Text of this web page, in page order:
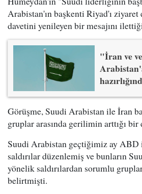
Arabistan'ın başkenti Riyad'ı
davetini yenileyen bir mesajını
"İran ve
Görüşme, Suudi Arabistan ile İran
gruplar arasında gerilimin arttığı
Suudi Arabistan geçtiğimiz ay
saldırılar düzenlemiş ve bunların
yönelik saldırılardan sorumlu
belirtmişti.